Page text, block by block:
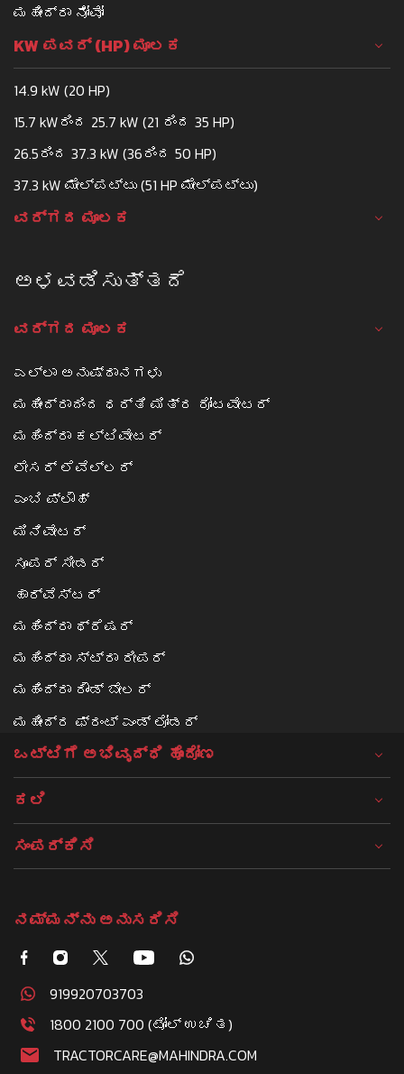
ಮಹೀಂದ್ರಾ ನೋವೋ
KW ಪವರ್ (HP) ಮೂಲಕ
14.9 kW (20 HP)
15.7 kWರಿಂದ 25.7 kW (21 ರಿಂದ 35 HP)
26.5ರಿಂದ 37.3 kW (36ರಿಂದ 50 HP)
37.3 kW ಮೇಲ್ಪಟ್ಟು (51 HP ಮೇಲ್ಪಟ್ಟು)
ವರ್ಗದ ಮೂಲಕ
ಅಳವಡಿಸುತ್ತದೆ
ವರ್ಗದ ಮೂಲಕ
ಎಲ್ಲಾ ಅನುಷ್ಠಾನಗಳು
ಮಹೀಂದ್ರಾದಿಂದ ಧರ್ತಿ ಮಿತ್ರ ರೋಟವೇಟರ್
ಮಹಿಂದ್ರಾ ಕಲ್ಟಿವೇಟರ್
ಲೇಸರ್ ಲೆವೆಲ್ಲರ್
ಎಂಬಿ ಪ್ಲೌಹ್
ಮಿನಿವೇಟರ್
ಸೂಪರ್ ಸೀಡರ್
ಹಾರ್ವೆಸ್ಟರ್
ಮಹಿಂದ್ರಾ ಥ್ರೆಷರ್
ಮಹಿಂದ್ರಾ ಸ್ಟ್ರಾ ರೀಪರ್
ಮಹಿಂದ್ರಾ ರೌಂಡ್ ಬೇಲರ್
ಮಹೀಂದ್ರ ಫ್ರಂಟ್ ಎಂಡ್ ಲೋಡರ್
ಒಟ್ಟಿಗೆ ಅಭಿವೃದ್ಧಿ ಹೊಂದೋಣ
ಕಲಿ
ಸಂಪರ್ಕಿಸಿ
ನಮ್ಮನ್ನು ಅನುಸರಿಸಿ
919920703703
1800 2100 700 (ಟೋಲ್ ಉಚಿತ)
TRACTORCARE@MAHINDRA.COM